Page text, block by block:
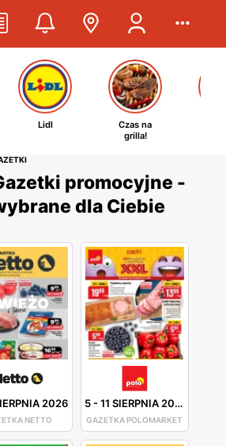
Lidl
Czas na
grilla!
promocyjne -
dla Ciebie
2026
NETTO
5-11 SIERPNIA 2026
GAZETKA POLOMARKET